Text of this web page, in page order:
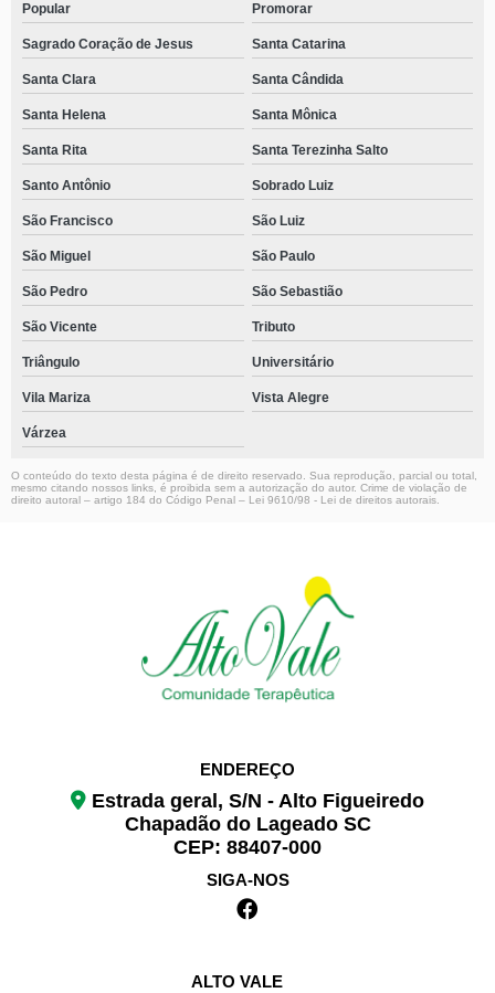
Popular Promorar
Sagrado Coração de Jesus Santa Catarina
Santa Clara Santa Cândida
Santa Helena Santa Mônica
Santa Rita Santa Terezinha Salto
Santo Antônio Sobrado Luiz
São Francisco São Luiz
São Miguel São Paulo
São Pedro São Sebastião
São Vicente Tributo
Triângulo Universitário
Vila Mariza Vista Alegre
Várzea
O conteúdo do texto desta página é de direito reservado. Sua reprodução, parcial ou total,
mesmo citando nossos links, é proibida sem a autorização do autor. Crime de violação de
direito autoral – artigo 184 do Código Penal – Lei 9610/98 - Lei de direitos autorais
ENDEREÇO
Estrada geral, S/N - Alto Figueiredo
Chapadão do Lageado SC
CEP: 88407-000
SIGA-NOS
ALTO VALE